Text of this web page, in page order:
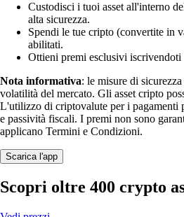
Custodisci i tuoi asset all'interno
alta sicurezza.
Spendi le tue cripto (convertite in
abilitati.
Ottieni premi esclusivi
Nota informativa: le misure di
volatilità del mercato. Gli asset cripto
L'utilizzo di criptovalute per i pagamenti
e passività fiscali. I premi non sono
applicano Termini e Condizioni.
Scarica l'app
Scopri oltre 400 crypto